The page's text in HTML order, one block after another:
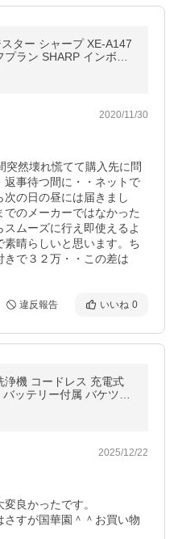
ター シャープ XE-A147
ラン SHARP インボイ
2020/11/30
突然壊れ慌てて購入先に問
返事待つ間に・・ネットで
次の日の昼には届きまし
のメーカーではなかった
ムーズに行え即使えるよ
素晴らしいと思います。ち
で３２万・・この差は
違反報告 いいね 0
浄機 コードレス 充電式
ッテリー付属 バケツで
マキタバッテリ互換 洗
買
2025/12/22
良かったです。
さすが国華園＾＾お買い物